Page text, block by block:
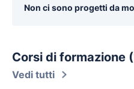
Non ci sono progetti da
Corsi di formazione
Vedi tutti